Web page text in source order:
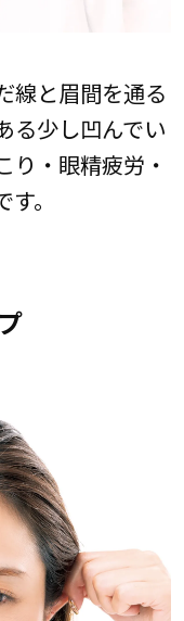
線と眉間を通る
る少し凹んでい
り・眼精疲労・
。